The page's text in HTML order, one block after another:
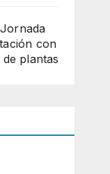
con
plantas